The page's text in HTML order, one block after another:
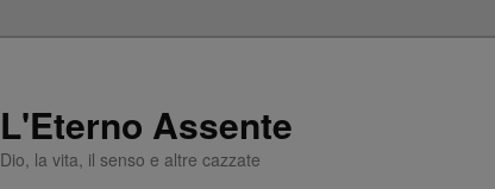
L'Eterno Assente
Dio, la vita, il senso e altre cazzate